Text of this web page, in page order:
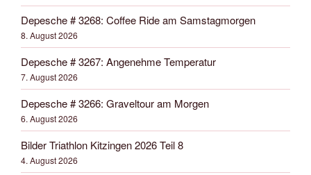
Depesche # 3268: Coffee Ride am Samstagmorgen
8. August 2026
Depesche # 3267: Angenehme Temperatur
7. August 2026
Depesche # 3266: Graveltour am Morgen
6. August 2026
Bilder Triathlon Kitzingen 2026 Teil 8
4. August 2026